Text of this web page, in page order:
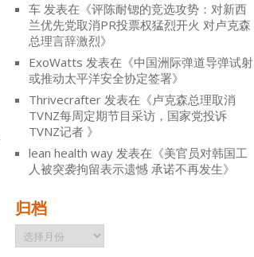
车 发表在《评陈耐锶的竞选攻势：对新西
兰优先党取消PR投票权猛烈开火 对卢克森
总理言辞激烈》
ExoWatts 发表在《中国洲际弹道导弹试射
或推动太平洋安全协定签署》
Thrivecrafter 发表在《卢克森总理取消
TVNZ每周定期节目采访，国家党投诉
TVNZ记者 》
lean health way 发表在《美官员对韩国工
人被突袭拘留表示遗憾 承诺不再发生》
归档
归
档